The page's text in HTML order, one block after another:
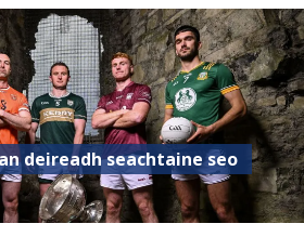
deireadh seachtaine seo